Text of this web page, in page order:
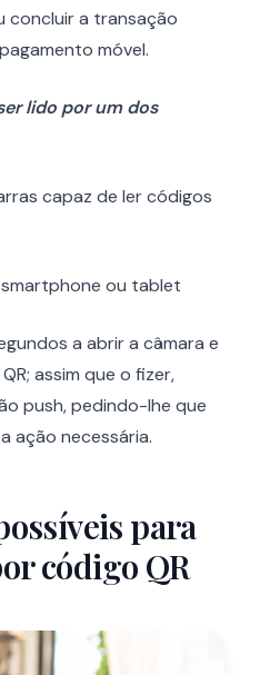
concluir a transação
móvel.
lido por um dos
capaz de ler códigos
ou tablet
a abrir a câmara e
assim que o fizer,
push, pedindo-lhe que
ação necessária.
para
código QR